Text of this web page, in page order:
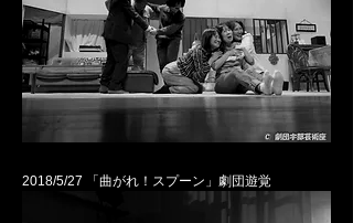
2018/5/27 「曲がれ！スプーン」劇団遊覚